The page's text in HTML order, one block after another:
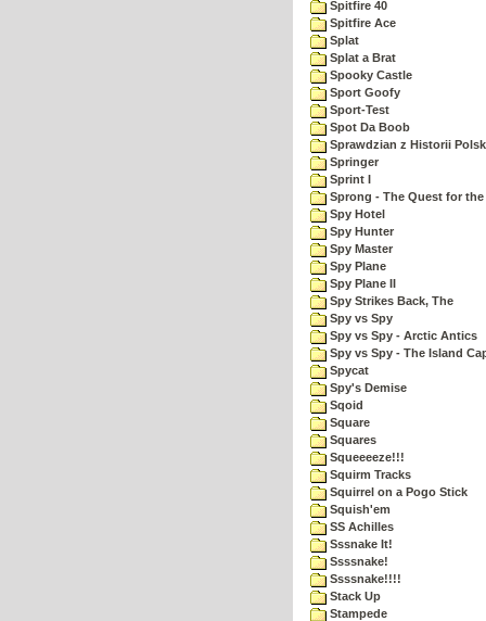
Spitfire 40
Spitfire Ace
Splat
Splat a Brat
Spooky Castle
Sport Goofy
Sport-Test
Spot Da Boob
Sprawdzian z Historii
Springer
Sprint I
Sprong - The Quest for
Spy Hotel
Spy Hunter
Spy Master
Spy Plane
Spy Plane II
Spy Strikes Back, The
Spy vs Spy
Spy vs Spy - Arctic Antics
Spy vs Spy - The Island
Spycat
Spy's Demise
Sqoid
Square
Squares
Squeeeeze!!!
Squirm Tracks
Squirrel on a Pogo Stick
Squish'em
SS Achilles
Sssnake It!
Ssssnake!
Ssssnake!!!!
Stack Up
Stampede